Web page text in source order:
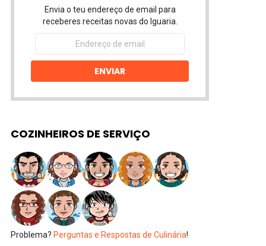
Envia o teu endereço de email para
receberes receitas novas do Iguaria.
Endereço
email
ENVIAR
COZINHEIROS DE SERVIÇO
Problema? Perguntas e Respostas de Culinária!